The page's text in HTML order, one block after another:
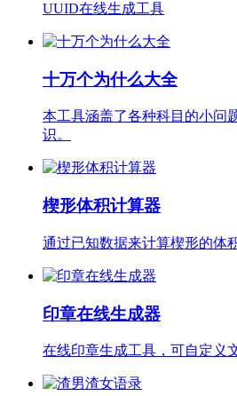
UUID在线生成工具
十万个为什么大全
本工具涵盖了各种科目的小问
识。
楔形体积计算器
通过已知数据来计算楔形的体
印章在线生成器
在线印章生成工具，可自定义